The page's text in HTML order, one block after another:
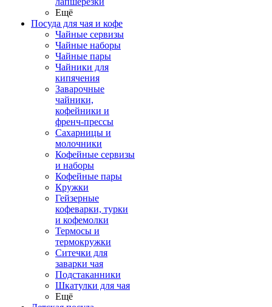
Ещё
Посуда для чая и кофе
Чайные сервизы
Чайные наборы
Чайные пары
Чайники для
кипячения
Заварочные
чайники,
кофейники и
френч-прессы
Сахарницы и
молочники
Кофейные сервизы
и наборы
Кофейные пары
Кружки
Гейзерные
кофеварки, турки
и кофемолки
Термосы и
термокружки
Ситечки для
заварки чая
Подстаканники
Шкатулки для чая
Ещё